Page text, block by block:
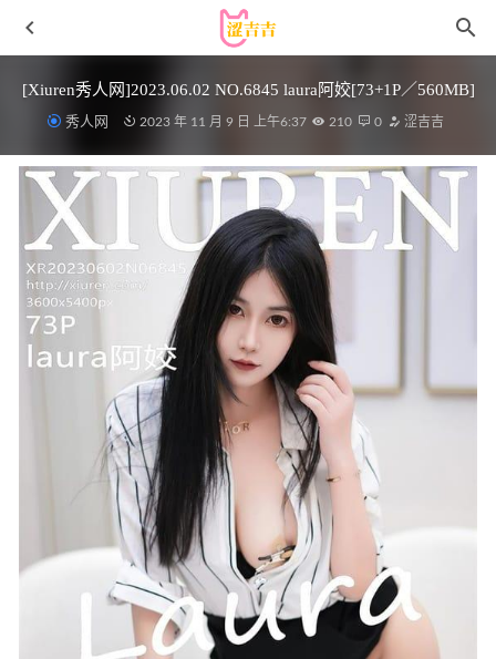
[Xiuren秀人网]2023.06.02 NO.6845 laura阿姣[73+1P／560MB]
秀人网 2023 年 11 月 9 日 上午6:37 210 0 涩吉吉
[YouMi尤蜜荟]2021.09.24 VOL.697 允爾[54+1P／469MB]
2023-01-05
[XIUREN秀人网]2022.01.13 VOL.4460 美桃酱[57+1P／
2022-12-29
[XIAOYU语画界]2023.01.17 VOL.948 徐莉芝Booty[95+1P／
2023-07-01
[Xiuren秀人网]2025.07.23 NO.10574 冬安[78+1P/833MB]
[微密圈]梦里一只喵 – 车内丝袜秀[20P1V-52M]
2025-04-18